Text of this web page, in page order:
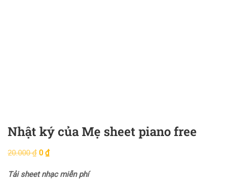
Nhật ký của Mẹ sheet piano free
20.000₫ 0₫
Tải sheet nhạc miễn phí